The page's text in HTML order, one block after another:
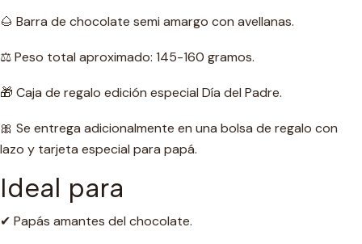
🌰 Barra de chocolate semi amargo con avellanas.
⚖️ Peso total aproximado: 145-160 gramos.
🎁 Caja de regalo edición especial Día del Padre.
🎀 Se entrega adicionalmente en una bolsa de regalo con
lazo y tarjeta especial para papá.
Ideal para
✔ Papás ​​amantes del chocolate.